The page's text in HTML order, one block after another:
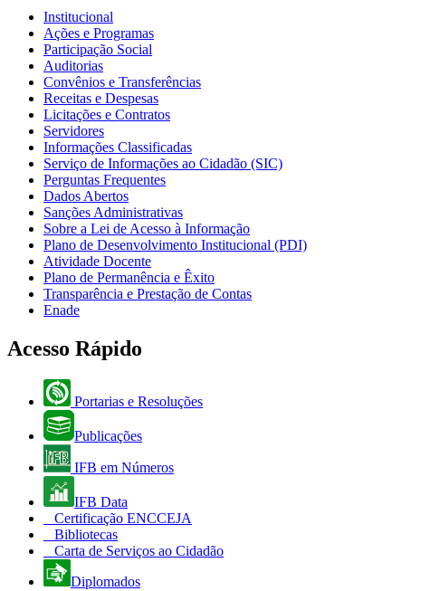
Institucional
Ações e Programas
Participação Social
Auditorias
Convênios e Transferências
Receitas e Despesas
Licitações e Contratos
Servidores
Informações Classificadas
Serviço de Informações ao Cidadão (SIC)
Perguntas Frequentes
Dados Abertos
Sanções Administrativas
Sobre a Lei de Acesso à Informação
Plano de Desenvolvimento Institucional (PDI)
Atividade Docente
Plano de Permanência e Êxito
Transparência e Prestação de Contas
Enade
Acesso Rápido
Portarias e Resoluções
Publicações
IFB em Números
IFB Data
Certificação ENCCEJA
Bibliotecas
Carta de Serviços ao Cidadão
Diplomados